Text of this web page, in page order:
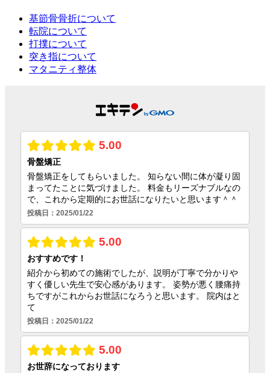
基節骨骨折について
転院について
打撲について
突き指について
マタニティ整体